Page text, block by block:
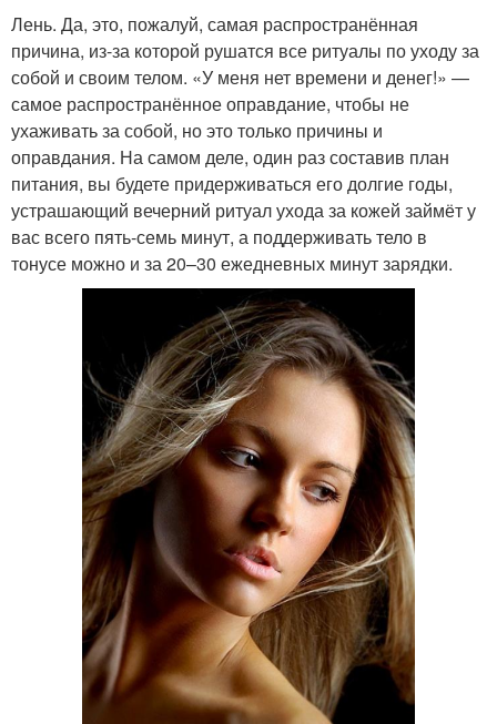
Лень. Да, это, пожалуй, самая распространённая
причина, из-за которой рушатся все ритуалы по уходу за
собой и своим телом. «У меня нет времени и денег!» —
самое распространённое оправдание, чтобы не
ухаживать за собой, но это только причины и
оправдания. На самом деле, один раз составив план
питания, вы будете придерживаться его долгие годы,
устрашающий вечерний ритуал ухода за кожей займёт у
вас всего пять-семь минут, а поддерживать тело в
тонусе можно и за 20–30 ежедневных минут зарядки.